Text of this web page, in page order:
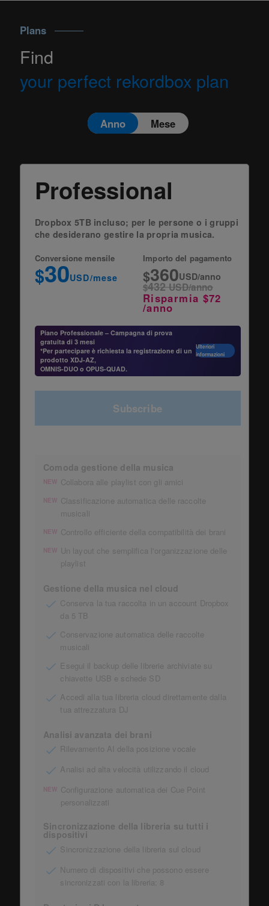
Plans
Find
your perfect rekordbox plan
Anno Mese
Professional
Dropbox 5TB incluso; per le persone o i gruppi
che desiderano gestire la propria musica.
Conversione mensile
$30USD/mese
Importo del pagamento
$360USD/anno
$432USD/anno
Risparmia $72
/anno
Piano Professionale – Campagna di prova
gratuita di 3 mesi
*Per partecipare è richiesta la registrazione di un
prodotto XDJ-AZ,
OMNIS-DUO o OPUS-QUAD.
Ulteriori
informazioni
Subscribe
Comoda gestione della musica
NEW Collabora alle playlist con gli amici
NEW Classificazione automatica delle raccolte
musicali
NEW Controllo efficiente della compatibilità dei brani
NEW Un layout che semplifica l'organizzazione delle
playlist
Gestione della musica nel cloud
Conserva la tua raccolta in un account Dropbox
da 5 TB
Conservazione automatica delle raccolte
musicali
Esegui il backup delle librerie archiviate su
chiavette USB e schede SD
Accedi alla tua libreria cloud direttamente dalla
tua attrezzatura DJ
Analisi avanzata dei brani
Rilevamento AI della posizione vocale
Analisi ad alta velocità utilizzando il cloud
NEW Configurazione automatica dei Cue Point
personalizzati
Sincronizzazione della libreria su tutti i
dispositivi
Sincronizzazione della libreria sul cloud
Numero di dispositivi che possono essere
sincronizzati con la libreria: 8